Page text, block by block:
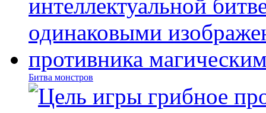
Битва монстров